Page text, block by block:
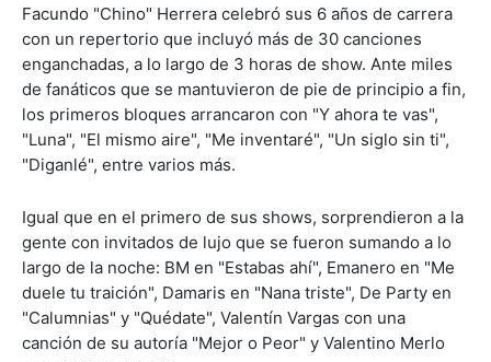
Facundo "Chino" Herrera celebró sus 6 años de carrera
con un repertorio que incluyó más de 30 canciones
enganchadas, a lo largo de 3 horas de show. Ante miles
de fanáticos que se mantuvieron de pie de principio a fin,
los primeros bloques arrancaron con "Y ahora te vas",
"Luna", "El mismo aire", "Me inventaré", "Un siglo sin ti",
"Diganlé", entre varios más.
Igual que en el primero de sus shows, sorprendieron a la
gente con invitados de lujo que se fueron sumando a lo
largo de la noche: BM en "Estabas ahí", Emanero en "Me
duele tu traición", Damaris en "Nana triste", De Party en
"Calumnias" y "Quédate", Valentín Vargas con una
canción de su autoría "Mejor o Peor" y Valentino Merlo